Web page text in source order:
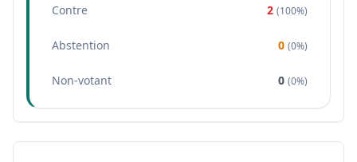
Contre 2 (100%)
Abstention 0 (0%)
Non-votant 0 (0%)